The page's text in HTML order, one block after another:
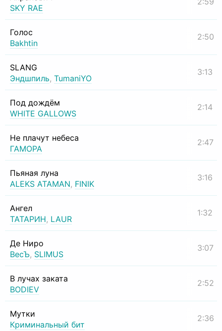
SKY RAE
Голос
Bakhtin
2:50
SLANG
Эндшпиль, TumaniYO
3:13
Под дождём
WHITE GALLOWS
2:14
Не плачут небеса
ГАМОРА
2:47
Пьяная луна
ALEKS ATAMAN, FINIK
3:16
Ангел
ТАТАРИН, LAUR
1:32
Де Ниро
ВесЪ, SLIMUS
3:07
В лучах заката
BODIEV
2:52
Мутки
Криминальный бит
2:36